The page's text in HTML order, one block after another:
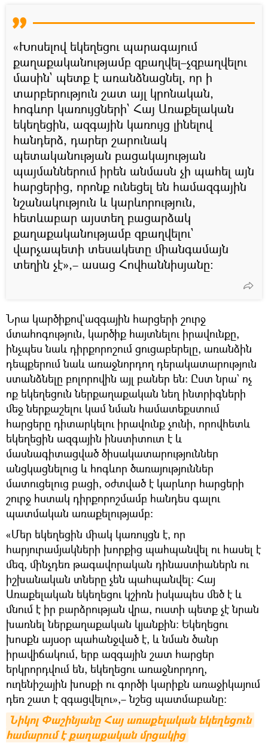
«Խոսելով եկեղեցու պարագայում
քաղաքականությամբ զբաղվել–չզբաղվելու
մասին` պետք է առանձնացնել, որ ի
տարբերություն շատ այլ կրոնական,
հոգևոր կառույցների` Հայ Առաքելական
եկեղեցին, ազգային կառույց լինելով
հանդերձ, դարեր շարունակ
պետականության բացակայության
պայմաններում իրեն անմասն չի պահել այն
հարցերից, որոնք ունեցել են համազգային
նշանակություն և կարևորություն,
հետևաբար այստեղ բացարձակ
քաղաքականությամբ զբաղվելու`
վարչապետի տեսակետը միանգամայն
տեղին չէ»,– ասաց Հովհաննիսյանը։
Նրա կարծիքով`ազգային հարցերի շուրջ
մտահոգություն, կարծիք հայտնելու իրավունքը,
ինչպես նաև դիրքորոշում ցուցաբերելը, առանձին
դեպքերում նաև առաջնորդող դերակատարություն
ստանձնելը բոլորովին այլ բաներ են։ Ըստ նրա` ոչ
ոք եկեղեցուն ներքաղաքական նեղ ինտրիգների
մեջ ներքաշելու կամ նման համատեքստում
հարցերը դիտարկելու իրավունք չունի, որովհետև
եկեղեցին ազգային ինստիտուտ է և
մասնագիտացված ծիսակատարություններ
անցկացնելուց և հոգևոր ծառայություններ
մատուցելուց բացի, օժտված է կարևոր հարցերի
շուրջ հստակ դիրքորոշմամբ հանդես գալու
պատմական առաքելությամբ։
«Մեր եկեղեցին միակ կառույցն է, որ
հարյուրամյակների խորքից պահպանվել ու հասել է
մեզ, մինչդեռ թագավորական դինաստիաներն ու
իշխանական տները չեն պահպանվել։ Հայ
Առաքելական եկեղեցու կշիռն իսկապես մեծ է և
մնում է իր բարձրության վրա, ուստի պետք չէ նրան
խառնել ներքաղաքական կյանքին։ Եկեղեցու
խոսքն այսօր պահանջված է, և նման ծանր
իրավիճակում, երբ ազգային շատ հարցեր
երկրորդվում են, եկեղեցու առաջնորդող,
ուղենիշային խոսքի ու գործի կարիքն առաջիկայում
դեռ շատ է զգացվելու»,– նշեց պատմաբանը։
Նիկոլ Փաշինյանը Հայ առաքելական եկեղեցուն
համարում է քաղաքական մրցակից